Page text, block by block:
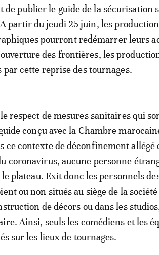
de publier le guide de la sécurisation
partir du jeudi 25 juin, les
pourront redémarrer leurs
des frontières, les
par cette reprise des tournages.
respect de mesures sanitaires qui
conçu avec la Chambre
ce contexte de déconfinement allégé
coronavirus, aucune personne
plateau. Exit donc les personnels
ou non situés au siège de la
de décors ou dans les
Ainsi, seuls les comédiens et les
sur les lieux de tournages.